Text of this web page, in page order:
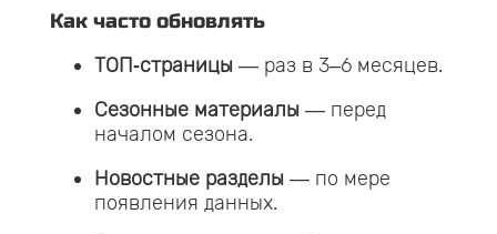
Как часто обновлять
ТОП‑страницы— раз в 3–6 месяцев.
Сезонные материалы— перед
началом сезона.
Новостные разделы— по мере
появления данных.